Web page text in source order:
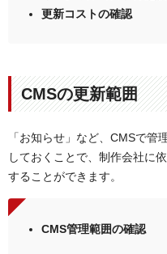
更新コストの確認
CMSの更新範囲
「お知らせ」など、CMSで
しておくことで、制作会社に
することができます。
CMS管理範囲の確認